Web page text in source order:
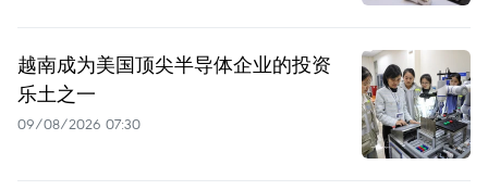
越南成为美国顶尖半导体企业的投资
乐土之一
09/08/2026 07:30